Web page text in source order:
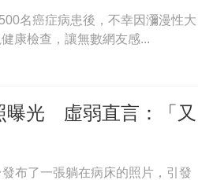
名癌症病患後，不幸因瀰漫性大
康檢查，讓無數網友感...
曝光 虛弱直言：「又
布了一張躺在病床的照片，引發